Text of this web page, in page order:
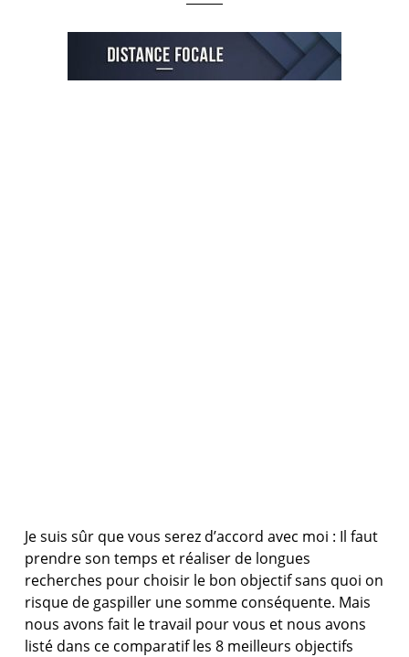
Je suis sûr que vous serez d’accord avec moi : Il faut
prendre son temps et réaliser de longues
recherches pour choisir le bon objectif sans quoi on
risque de gaspiller une somme conséquente. Mais
nous avons fait le travail pour vous et nous avons
listé dans ce comparatif les 8 meilleurs objectifs